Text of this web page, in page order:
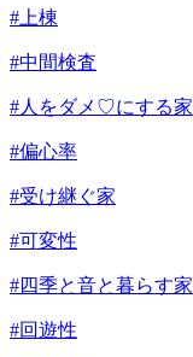
#上棟
#中間検査
#人をダメ♡にする家
#偏心率
#受け継ぐ家
#可変性
#四季と音と暮らす家
#回遊性